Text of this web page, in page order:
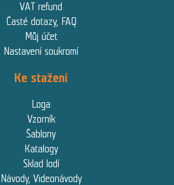
VAT refund
Časté dotazy, FAQ
Můj účet
Nastavení soukromí
Ke stažení
Loga
Vzorník
Šablony
Katalogy
Sklad lodí
Návody, Videonávody